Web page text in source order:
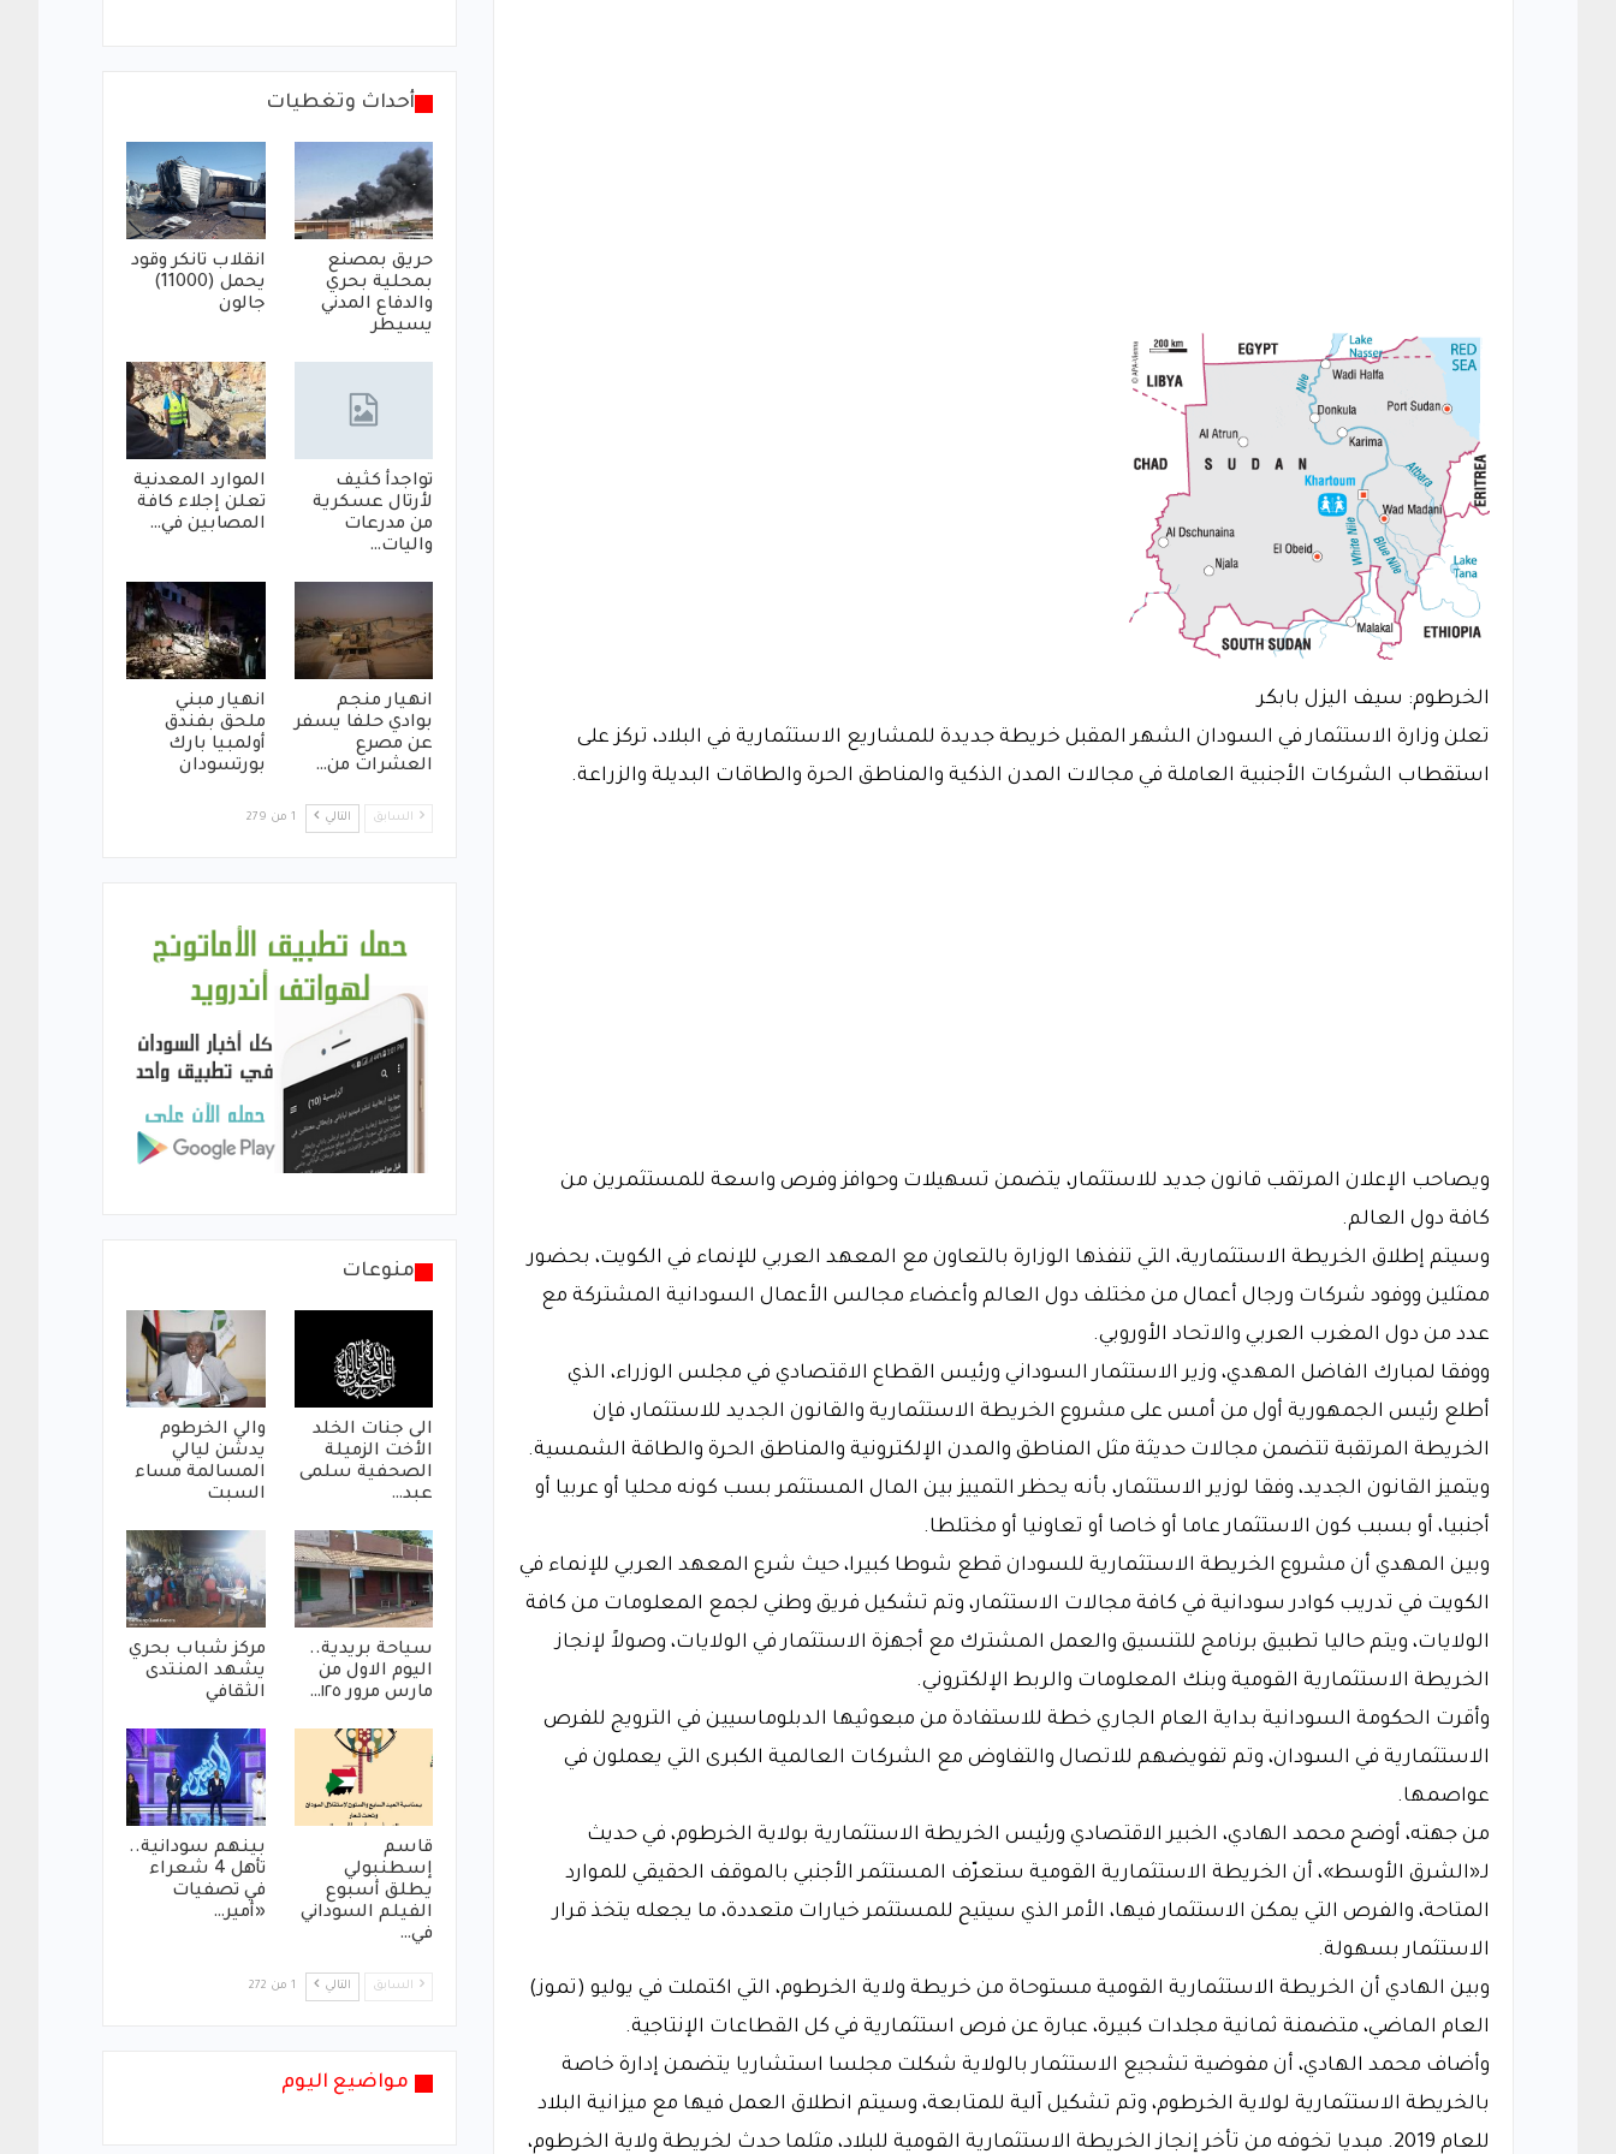
الخرطوم: سيف اليزل بابكر
تعلن وزارة الاستثمار في السودان الشهر المقبل خريطة جديدة للمشاريع الاستثمارية في البلاد، تركز على
استقطاب الشركات الأجنبية العاملة في مجالات المدن الذكية والمناطق الحرة والطاقات البديلة والزراعة.
ويصاحب الإعلان المرتقب قانون جديد للاستثمار، يتضمن تسهيلات وحوافز وفرص واسعة للمستثمرين من
كافة دول العالم.
وسيتم إطلاق الخريطة الاستثمارية، التي تنفذها الوزارة بالتعاون مع المعهد العربي للإنماء في الكويت، بحضور
ممثلين ووفود شركات ورجال أعمال من مختلف دول العالم وأعضاء مجالس الأعمال السودانية المشتركة مع
عدد من دول المغرب العربي والاتحاد الأوروبي.
ووفقا لمبارك الفاضل المهدي، وزير الاستثمار السوداني ورئيس القطاع الاقتصادي في مجلس الوزراء، الذي
أطلع رئيس الجمهورية أول من أمس على مشروع الخريطة الاستثمارية والقانون الجديد للاستثمار، فإن
الخريطة المرتقبة تتضمن مجالات حديثة مثل المناطق والمدن الإلكترونية والمناطق الحرة والطاقة الشمسية.
ويتميز القانون الجديد، وفقا لوزير الاستثمار، بأنه يحظر التمييز بين المال المستثمر بسب كونه محليا أو عربيا أو
أجنبيا، أو بسبب كون الاستثمار عاما أو خاصا أو تعاونيا أو مختلطا.
وبين المهدي أن مشروع الخريطة الاستثمارية للسودان قطع شوطا كبيرا، حيث شرع المعهد العربي للإنماء في
الكويت في تدريب كوادر سودانية في كافة مجالات الاستثمار، وتم تشكيل فريق وطني لجمع المعلومات من كافة
الولايات، ويتم حاليا تطبيق برنامج للتنسيق والعمل المشترك مع أجهزة الاستثمار في الولايات، وصولاً لإنجاز
الخريطة الاستثمارية القومية وبنك المعلومات والربط الإلكتروني.
وأقرت الحكومة السودانية بداية العام الجاري خطة للاستفادة من مبعوثيها الدبلوماسيين في الترويج للفرص
الاستثمارية في السودان، وتم تفويضهم للاتصال والتفاوض مع الشركات العالمية الكبرى التي يعملون في
عواصمها.
من جهته، أوضح محمد الهادي، الخبير الاقتصادي ورئيس الخريطة الاستثمارية بولاية الخرطوم، في حديث
لـ«الشرق الأوسط»، أن الخريطة الاستثمارية القومية ستعرّف المستثمر الأجنبي بالموقف الحقيقي للموارد
المتاحة، والفرص التي يمكن الاستثمار فيها، الأمر الذي سيتيح للمستثمر خيارات متعددة، ما يجعله يتخذ قرار
الاستثمار بسهولة.
وبين الهادي أن الخريطة الاستثمارية القومية مستوحاة من خريطة ولاية الخرطوم، التي اكتملت في يوليو (تموز)
العام الماضي، متضمنة ثمانية مجلدات كبيرة، عبارة عن فرص استثمارية في كل القطاعات الإنتاجية.
وأضاف محمد الهادي، أن مفوضية تشجيع الاستثمار بالولاية شكلت مجلسا استشاريا يتضمن إدارة خاصة
بالخريطة الاستثمارية لولاية الخرطوم، وتم تشكيل آلية للمتابعة، وسيتم انطلاق العمل فيها مع ميزانية البلاد
للعام 2019. مبديا تخوفه من تأخر إنجاز الخريطة الاستثمارية القومية للبلاد، مثلما حدث لخريطة ولاية الخرطوم،
أحداث وتغطيات
حريق بمصنع
بمحلية بحري
والدفاع المدني
يسيطر
انقلاب تانكر وقود
يحمل (11000)
جالون
تواجدأ كثيف
لأرتال عسكرية
من مدرعات
واليات…
الموارد المعدنية
تعلن إجلاء كافة
المصابين في…
انهيار منجم
بوادي حلفا يسفر
عن مصرع
العشرات من…
انهيار مبني
ملحق بفندق
أولمبيا بارك
بورتسودان
السابق التالي 1 من 279
منوعات
الى جنات الخلد
الأخت الزميلة
الصحفية سلمى
عبد…
والي الخرطوم
يدشن ليالي
المسالمة مساء
السبت
سياحة بريدية..
اليوم الاول من
مارس مرور ١٢٥…
مركز شباب بحري
يشهد المنتدى
الثقافي
قاسم
إسطنبولي
يطلق أسبوع
الفيلم السوداني
في…
بينهم سودانية..
تأهل 4 شعراء
في تصفيات
«أمير…
السابق التالي 1 من 272
مواضيع اليوم